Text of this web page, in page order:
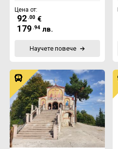
Цена от:
92 .00 €
179 .94 лв.
Научете повече